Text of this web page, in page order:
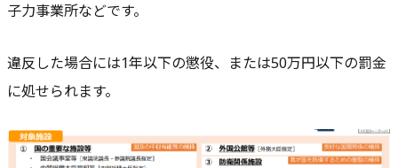
子力事業所などです。
違反した場合には1年以下の懲役、または50万円以下の罰金
に処せられます。